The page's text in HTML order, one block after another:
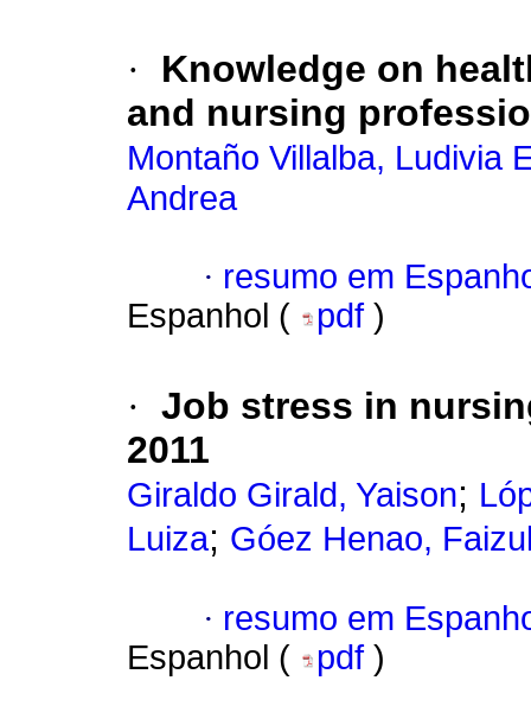
·
Knowledge on
and nursing
Montaño Villalba, Ludivia
Andrea
· resumo em
Espanhol (
pdf )
· Job stress in
2011
Giraldo Girald, Yaison;
Luiza; Góez Henao,
· resumo em
Espanhol (
pdf )